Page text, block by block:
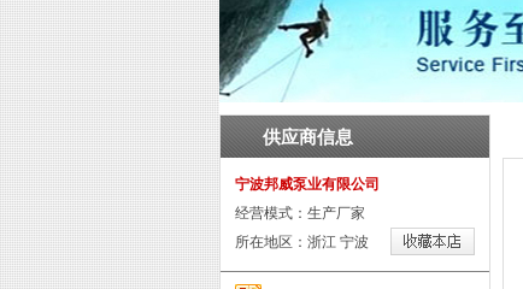
供应商信息
宁波邦威泵业有限公司
经营模式：生产厂家
所在地区：浙江 宁波